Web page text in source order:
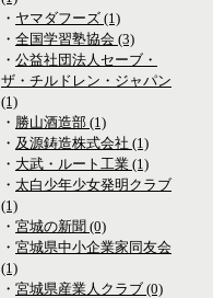
・ ヤマダフーズ (1)
・ 全国学習塾協会 (3)
・ 公益社団法人セーブ・
ザ・チルドレン・ジャパン
(1)
・ 勝山酒造部 (1)
・ 及源鋳造株式会社 (1)
・ 大武・ルート工業 (1)
・ 太白少年少女発明クラブ
(1)
・ 宮城の新聞 (0)
・ 宮城県中小企業家同友会
(1)
・ 宮城県産業人クラブ (0)